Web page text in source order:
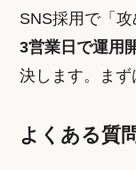
SNS採用で「
3営業日で運用
決します。まず
よくある質